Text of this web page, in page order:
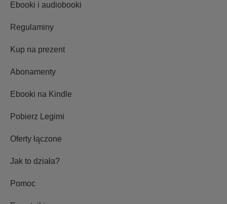
Ebooki i audiobooki
Regulaminy
Kup na prezent
Abonamenty
Ebooki na Kindle
Pobierz Legimi
Oferty łączone
Jak to działa?
Pomoc